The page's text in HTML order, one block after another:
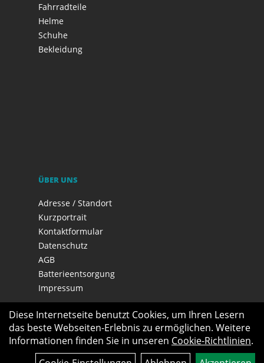
Fahrradteile
Helme
Schuhe
Bekleidung
ÜBER UNS
Adresse / Standort
Kurzportrait
Kontaktformular
Datenschutz
AGB
Batterieentsorgung
Impressum
Diese Internetseite benutzt Cookies, um Ihren Lesern
das beste Webseiten-Erlebnis zu ermöglichen. Weitere
Informationen finden Sie in unseren Cookie-Richtlinien.